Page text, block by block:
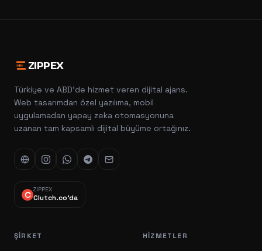
ZIPPEX
Türkiye ve ABD'de hizmet veren dijital ajans.
Web tasarımdan özel yazılıma, mobil
uygulamadan yapay zeka otomasyonuna
uzanan tam kapsamlı dijital büyüme ortağınız.
ZIPPEX
Clutch.co'da
ŞIRKET HIZMETLER